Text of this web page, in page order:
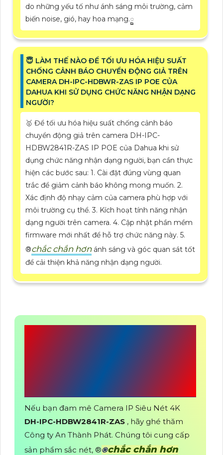
do những yếu tố như ánh sáng môi trường, cảm
biến noise, gió, hay hoa mạng.្ឯ
😇 LÀM THẾ NÀO ĐỂ TỐI ƯU HÓA HIỆU SUẤT
CHỐNG CẢNH BÁO CHUYỂN ĐỘNG GIẢ TRÊN
CAMERA DH-IPC-HDBWR-ZAS IP POE CỦA
DAHUA KHI SỬ DỤNG CHỨC NĂNG NHẬN DẠNG
NGƯỜI?
🥇 Để tối ưu hóa hiệu suất chống cảnh báo
chuyển động giả trên camera DH-IPC-
HDBW2841R-ZAS IP POE của Dahua khi sử
dụng chức năng nhận dạng người, bạn cần thực
hiện các bước sau: 1. Cài đặt đúng vùng quan
trắc để giảm cảnh báo không mong muốn. 2.
Xác định độ nhạy cảm của camera phù hợp với
môi trường cụ thể. 3. Kích hoạt tính năng nhận
dạng người trên camera. 4. Cập nhật phần mềm
firmware mới nhất để hỗ trợ chức năng này. 5.
®️chắc chắn hơnánh sáng và góc quan sát tốt
để cải thiện khả năng nhận dạng người.
Nếu bạn đam mê Camera IP Siêu Nét 4K
DH-IPC-HDBW2841R-ZAS , hãy ghé thăm
Công ty An Thành Phát. Chúng tôi cung cấp
sản phẩm sắc nét, ®️®️chắc chắn hơn